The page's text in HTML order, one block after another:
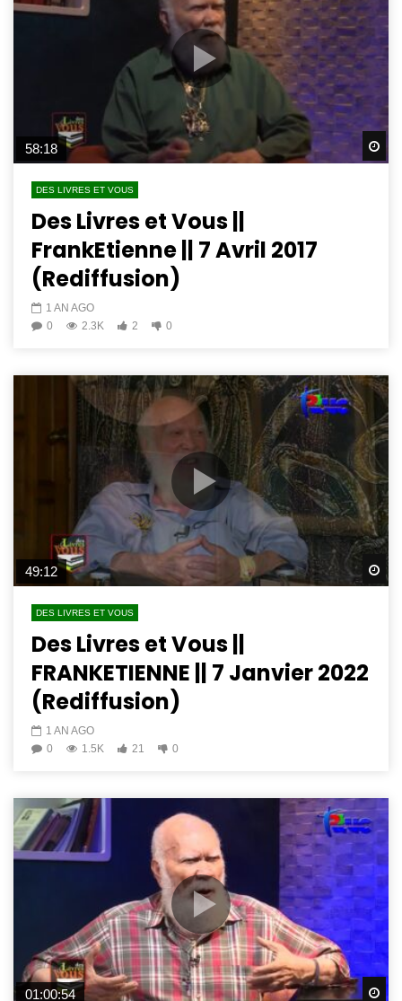
58:18
DES LIVRES ET VOUS
Des Livres et Vous ||
FrankEtienne || 7 Avril 2017
(Rediffusion)
1 AN AGO
0
2.3K 2 0
49:12
DES LIVRES ET VOUS
Des Livres et Vous ||
FRANKETIENNE || 7 Janvier 2022
(Rediffusion)
1 AN AGO
0
1.5K 21 0
01:00:54